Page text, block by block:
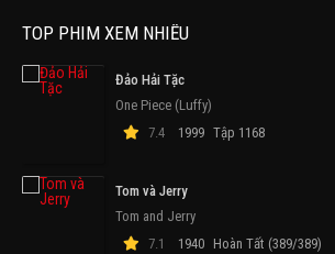
TOP PHIM XEM NHIỀU
Đảo Hải Tặc
One Piece (Luffy)
7.4
1999 Tập 1168
Tom và Jerry
Tom and Jerry
7.1
1940 Hoàn Tất (389/389)